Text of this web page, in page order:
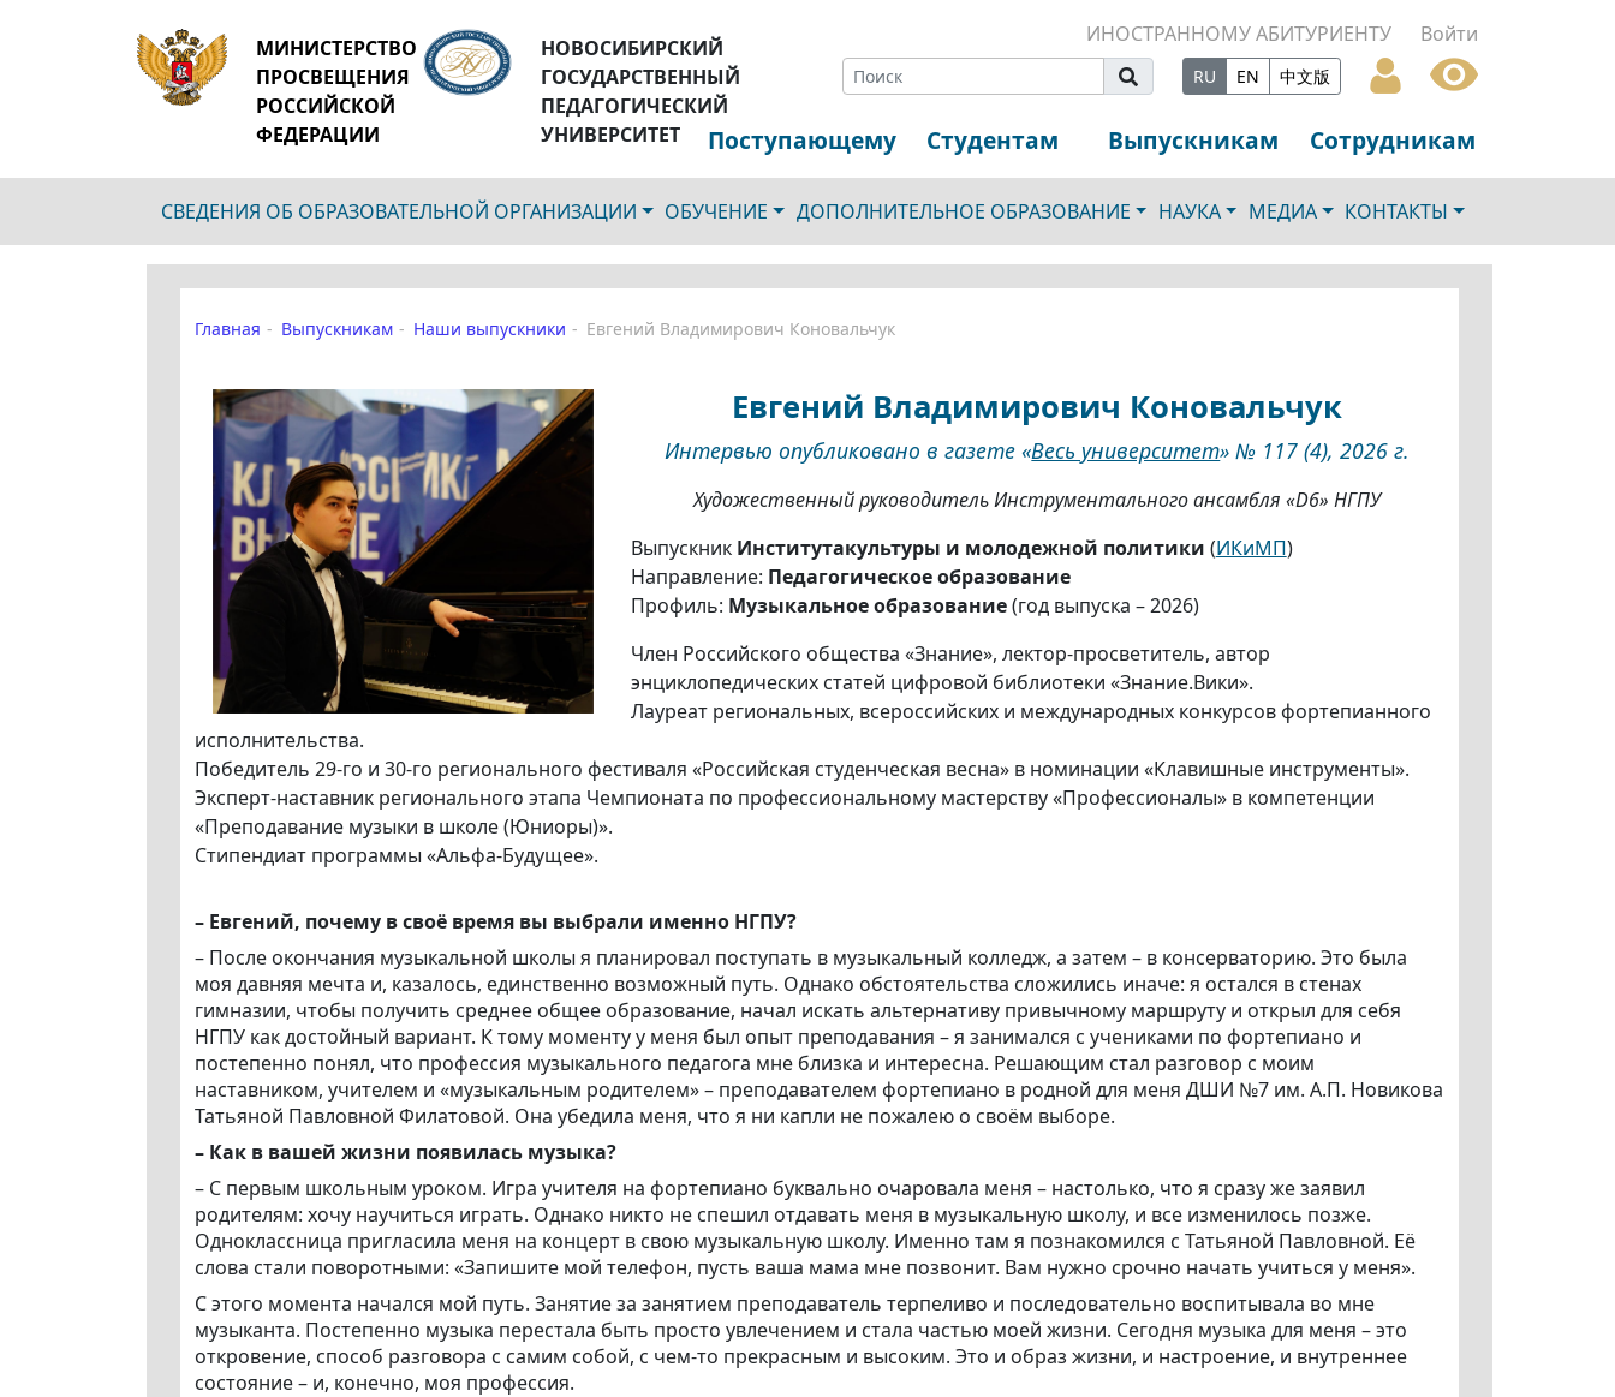
МИНИСТЕРСТВО
ПРОСВЕЩЕНИЯ
РОССИЙСКОЙ
ФЕДЕРАЦИИ
НОВОСИБИРСКИЙ
ГОСУДАРСТВЕННЫЙ
ПЕДАГОГИЧЕСКИЙ
УНИВЕРСИТЕТ
ИНОСТРАННОМУ АБИТУРИЕНТУ Войти
RU EN 中文版
Поступающему Студентам Выпускникам Сотрудникам
СВЕДЕНИЯ ОБ ОБРАЗОВАТЕЛЬНОЙ ОРГАНИЗАЦИИ ОБУЧЕНИЕ ДОПОЛНИТЕЛЬНОЕ ОБРАЗОВАНИЕ НАУКА МЕДИА КОНТАКТЫ
Главная Выпускникам Наши выпускники Евгений Владимирович Коновальчук
Евгений Владимирович Коновальчук
Интервью опубликовано в газете «Весь университет» № 117 (4), 2026 г.
Художественный руководитель Инструментального ансамбля «D6» НГПУ
Выпускник Институтакультуры и молодежной политики (ИКиМП)
Направление: Педагогическое образование
Профиль: Музыкальное образование(год выпуска – 2026)
Член Российского общества «Знание», лектор-просветитель, автор
энциклопедических статей цифровой библиотеки «Знание.Вики».
Лауреат региональных, всероссийских и международных конкурсов фортепианного
исполнительства.
Победитель 29-го и 30-го регионального фестиваля «Российская студенческая весна» в номинации «Клавишные инструменты».
Эксперт-наставник регионального этапа Чемпионата по профессиональному мастерству «Профессионалы» в компетенции
«Преподавание музыки в школе (Юниоры)».
Стипендиат программы «Альфа-Будущее».
– Евгений, почему в своё время вы выбрали именно НГПУ?
– После окончания музыкальной школы я планировал поступать в музыкальный колледж, а затем – в консерваторию. Это была
моя давняя мечта и, казалось, единственно возможный путь. Однако обстоятельства сложились иначе: я остался в стенах
гимназии, чтобы получить среднее общее образование, начал искать альтернативу привычному маршруту и открыл для себя
НГПУ как достойный вариант. К тому моменту у меня был опыт преподавания – я занимался с учениками по фортепиано и
постепенно понял, что профессия музыкального педагога мне близка и интересна. Решающим стал разговор с моим
наставником, учителем и «музыкальным родителем» – преподавателем фортепиано в родной для меня ДШИ №7 им. А.П. Новикова
Татьяной Павловной Филатовой. Она убедила меня, что я ни капли не пожалею о своём выборе.
– Как в вашей жизни появилась музыка?
– С первым школьным уроком. Игра учителя на фортепиано буквально очаровала меня – настолько, что я сразу же заявил
родителям: хочу научиться играть. Однако никто не спешил отдавать меня в музыкальную школу, и все изменилось позже.
Одноклассница пригласила меня на концерт в свою музыкальную школу. Именно там я познакомился с Татьяной Павловной. Её
слова стали поворотными: «Запишите мой телефон, пусть ваша мама мне позвонит. Вам нужно срочно начать учиться у меня».
С этого момента начался мой путь. Занятие за занятием преподаватель терпеливо и последовательно воспитывала во мне
музыканта. Постепенно музыка перестала быть просто увлечением и стала частью моей жизни. Сегодня музыка для меня – это
откровение, способ разговора с самим собой, с чем-то прекрасным и высоким. Это и образ жизни, и настроение, и внутреннее
состояние – и, конечно, моя профессия.